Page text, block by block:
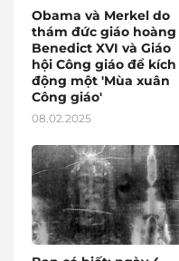
Obama và Merkel do
thám đức giáo hoàng
Benedict XVI và Giáo
hội Công giáo để kích
động một 'Mùa xuân
Công giáo'
08.02.2025